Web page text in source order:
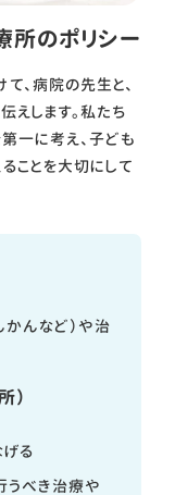
のポリシー
、病院の先生と、
えします。私たち
第一に考え、子ども
ことを大切にして
んなど）や治
）
る
うべき治療や